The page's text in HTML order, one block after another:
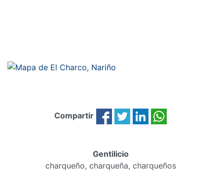
Compartir
Gentilicio
charqueño, charqueña, charqueños